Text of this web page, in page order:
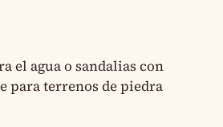
el agua o sandalias con
para terrenos de piedra